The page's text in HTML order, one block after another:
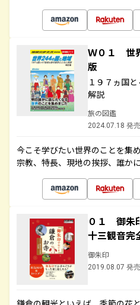
Ｗ０１ 世
版
１９７ヵ国
解説
旅の図鑑
2024.07.18 発売
今こそ学びたい世界のことを集
宗教、特長、現地の挨拶、誰か
０１ 御朱
十三観音
御朱印
2019.08.07 発売